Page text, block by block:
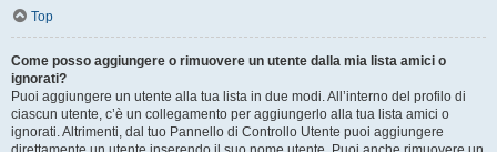
Top
Come posso aggiungere o rimuovere un utente dalla mia lista amici o
ignorati?
Puoi aggiungere un utente alla tua lista in due modi. All’interno del profilo di
ciascun utente, c’è un collegamento per aggiungerlo alla tua lista amici o
ignorati. Altrimenti, dal tuo Pannello di Controllo Utente puoi aggiungere